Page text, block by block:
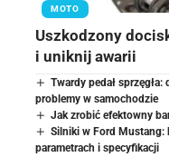
MOTO
Uszkodzony
i uniknij awarii
Twardy pedał
problemy w samochodzie
Jak zrobić efektowny
Silniki w Ford Mustang:
parametrach i specyfikacji